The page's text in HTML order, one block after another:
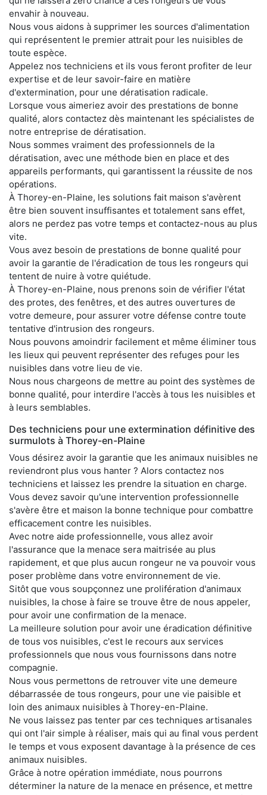
envahir à nouveau.
Nous vous aidons à supprimer les sources d'alimentation
qui représentent le premier attrait pour les nuisibles de
toute espèce.
Appelez nos techniciens et ils vous feront profiter de leur
expertise et de leur savoir-faire en matière
d'extermination, pour une dératisation radicale.
Lorsque vous aimeriez avoir des prestations de bonne
qualité, alors contactez dès maintenant les spécialistes de
notre entreprise de dératisation.
Nous sommes vraiment des professionnels de la
dératisation, avec une méthode bien en place et des
appareils performants, qui garantissent la réussite de nos
opérations.
À Thorey-en-Plaine, les solutions fait maison s'avèrent
être bien souvent insuffisantes et totalement sans effet,
alors ne perdez pas votre temps et contactez-nous au plus
vite.
Vous avez besoin de prestations de bonne qualité pour
avoir la garantie de l'éradication de tous les rongeurs qui
tentent de nuire à votre quiétude.
À Thorey-en-Plaine, nous prenons soin de vérifier l'état
des protes, des fenêtres, et des autres ouvertures de
votre demeure, pour assurer votre défense contre toute
tentative d'intrusion des rongeurs.
Nous pouvons amoindrir facilement et même éliminer tous
les lieux qui peuvent représenter des refuges pour les
nuisibles dans votre lieu de vie.
Nous nous chargeons de mettre au point des systèmes de
bonne qualité, pour interdire l'accès à tous les nuisibles et
à leurs semblables.
Des techniciens pour une extermination définitive des
surmulots à Thorey-en-Plaine
Vous désirez avoir la garantie que les animaux nuisibles ne
reviendront plus vous hanter ? Alors contactez nos
techniciens et laissez les prendre la situation en charge.
Vous devez savoir qu'une intervention professionnelle
s'avère être et maison la bonne technique pour combattre
efficacement contre les nuisibles.
Avec notre aide professionnelle, vous allez avoir
l'assurance que la menace sera maitrisée au plus
rapidement, et que plus aucun rongeur ne va pouvoir vous
poser problème dans votre environnement de vie.
Sitôt que vous soupçonnez une prolifération d'animaux
nuisibles, la chose à faire se trouve être de nous appeler,
pour avoir une confirmation de la menace.
La meilleure solution pour avoir une éradication définitive
de tous vos nuisibles, c'est le recours aux services
professionnels que nous vous fournissons dans notre
compagnie.
Nous vous permettons de retrouver vite une demeure
débarrassée de tous rongeurs, pour une vie paisible et
loin des animaux nuisibles à Thorey-en-Plaine.
Ne vous laissez pas tenter par ces techniques artisanales
qui ont l'air simple à réaliser, mais qui au final vous perdent
le temps et vous exposent davantage à la présence de ces
animaux nuisibles.
Grâce à notre opération immédiate, nous pourrons
déterminer la nature de la menace en présence, et mettre